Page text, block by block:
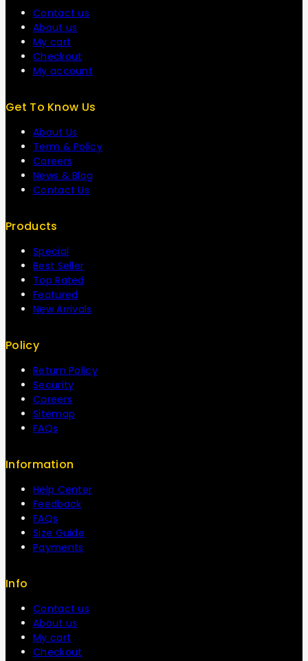
Contact us
About us
My cart
Checkout
My account
Get To Know Us
About Us
Term & Policy
Careers
News & Blog
Contact Us
Products
Special
Best Seller
Top Rated
Featured
New Arrivals
Policy
Return Policy
Security
Careers
Sitemap
FAQs
Information
Help Center
Feedback
FAQs
Size Guide
Payments
Info
Contact us
About us
My cart
Checkout